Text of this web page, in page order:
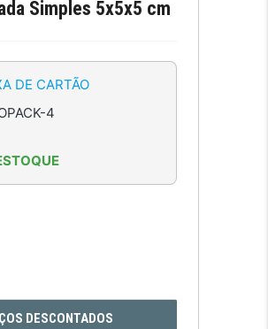
Simples 5x5x5 cm
DE CARTÃO
4
DESCONTADOS